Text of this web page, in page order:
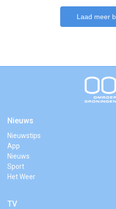
Laad meer
Nieuws
Nieuwstips
App
Nieuws
Sport
Het Weer
TV